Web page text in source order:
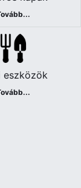
eszközök